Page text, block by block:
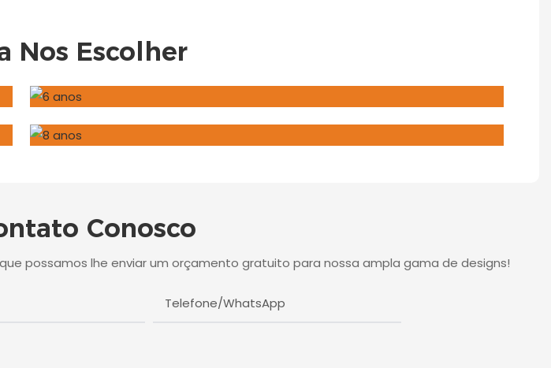
Nos Escolher
Conosco
possamos lhe enviar um orçamento gratuito para nossa ampla gama de designs!
Telefone/WhatsApp